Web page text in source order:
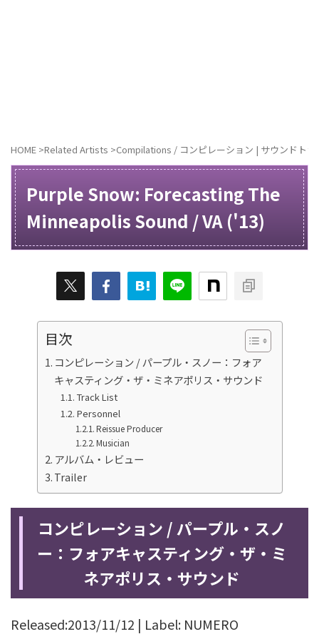
HOME >Related Artists >Compilations / コンピレーション | サウンドトラ
Purple Snow: Forecasting The
Minneapolis Sound / VA ('13)
目次
コンピレーション / パープル・スノー：フォア
キャスティング・ザ・ミネアポリス・サウンド
Track List
Personnel
Reissue Producer
Musician
アルバム・レビュー
Trailer
コンピレーション / パープル・スノ
ー：フォアキャスティング・ザ・ミ
ネアポリス・サウンド
Released:2013/11/12 | Label: NUMERO